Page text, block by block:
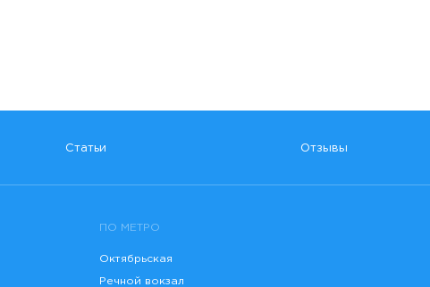
Статьи Отзывы
ПО МЕТРО
Октябрьская
Речной вокзал